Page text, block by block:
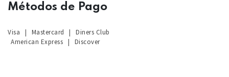
Métodos de Pago
Visa | Mastercard |
Diners Club
American Express | Discover